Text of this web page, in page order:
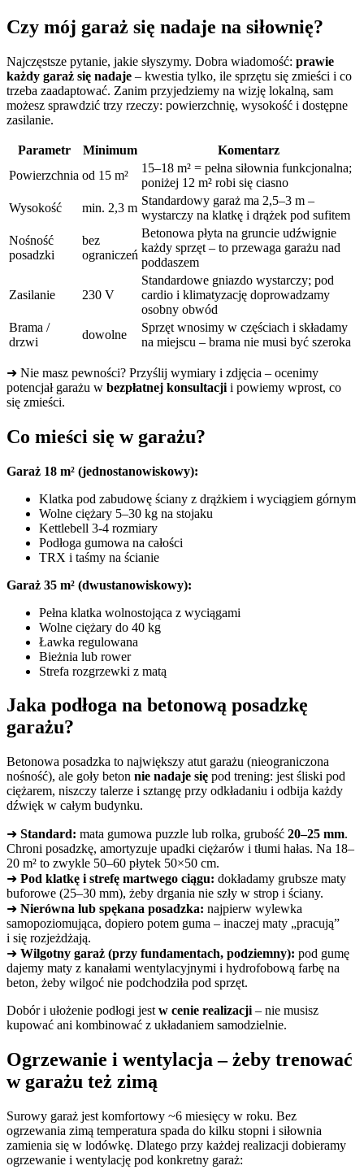
Czy mój garaż się nadaje na siłownię?
Najczęstsze pytanie, jakie słyszymy. Dobra wiadomość: prawie
każdy garaż się nadaje – kwestia tylko, ile sprzętu się zmieści i co
trzeba zaadaptować. Zanim przyjedziemy na wizję lokalną, sam
możesz sprawdzić trzy rzeczy: powierzchnię, wysokość i dostępne
zasilanie.
Parametr Minimum
Komentarz
Powierzchnia od 15 m²
15–18 m² = pełna siłownia funkcjonalna;
poniżej 12 m² robi się ciasno
Wysokość
min. 2,3 m
Standardowy garaż ma 2,5–3 m –
wystarczy na klatkę i drążek pod sufitem
Nośność
posadzki
bez
ograniczeń
Betonowa płyta na gruncie udźwignie
każdy sprzęt – to przewaga garażu nad
poddaszem
Zasilanie 230 V
Standardowe gniazdo wystarczy; pod
cardio i klimatyzację doprowadzamy
osobny obwód
Brama /
drzwi
dowolne
Sprzęt wnosimy w częściach i składamy
na miejscu – brama nie musi być szeroka
➜ Nie masz pewności? Przyślij wymiary i zdjęcia – ocenimy
potencjał garażu w bezpłatnej konsultacji i powiemy wprost, co
się zmieści.
Co mieści się w garażu?
Garaż 18 m² (jednostanowiskowy):
Klatka pod zabudowę ściany z drążkiem i wyciągiem górnym
Wolne ciężary 5–30 kg na stojaku
Kettlebell 3-4 rozmiary
Podłoga gumowa na całości
TRX i taśmy na ścianie
Garaż 35 m² (dwustanowiskowy):
Pełna klatka wolnostojąca z wyciągami
Wolne ciężary do 40 kg
Ławka regulowana
Bieżnia lub rower
Strefa rozgrzewki z matą
Jaka podłoga na betonową posadzkę
garażu?
Betonowa posadzka to największy atut garażu (nieograniczona
nośność), ale goły beton nie nadaje się pod trening: jest śliski pod
ciężarem, niszczy talerze i sztangę przy odkładaniu i odbija każdy
dźwięk w całym budynku.
➜ Standard: mata gumowa puzzle lub rolka, grubość 20–25 mm.
Chroni posadzkę, amortyzuje upadki ciężarów i tłumi hałas. Na 18–
20 m² to zwykle 50–60 płytek 50×50 cm.
➜ Pod klatkę i strefę martwego ciągu: dokładamy grubsze maty
buforowe (25–30 mm), żeby drgania nie szły w strop i ściany.
➜ Nierówna lub spękana posadzka: najpierw wylewka
samopoziomująca, dopiero potem guma – inaczej maty „pracują”
i się rozjeżdżają.
➜ Wilgotny garaż (przy fundamentach, podziemny): pod gumę
dajemy maty z kanałami wentylacyjnymi i hydrofobową farbę na
beton, żeby wilgoć nie podchodziła pod sprzęt.
Dobór i ułożenie podłogi jest w cenie realizacji – nie musisz
kupować ani kombinować z układaniem samodzielnie.
Ogrzewanie i wentylacja – żeby trenować
w garażu też zimą
Surowy garaż jest komfortowy ~6 miesięcy w roku. Bez
ogrzewania zimą temperatura spada do kilku stopni i siłownia
zamienia się w lodówkę. Dlatego przy każdej realizacji dobieramy
ogrzewanie i wentylację pod konkretny garaż: